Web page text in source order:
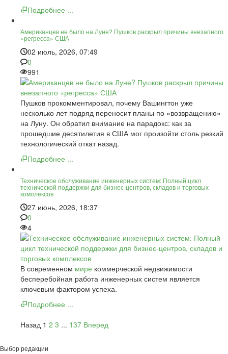
Подробнее ...
Американцев не было на Луне? Пушков раскрыл причины внезапного
«регресса» США
02 июль, 2026, 07:49
0
991
Пушков прокомментировал, почему Вашингтон уже
несколько лет подряд переносит планы по «возвращению»
на Луну. Он обратил внимание на парадокс: как за
прошедшие десятилетия в США мог произойти столь резкий
технологический откат назад.
Подробнее ...
Техническое обслуживание инженерных систем: Полный цикл
технической поддержки для бизнес-центров, складов и торговых
комплексов
27 июнь, 2026, 18:37
0
4
В современном мире коммерческой недвижимости
бесперебойная работа инженерных систем является
ключевым фактором успеха.
Подробнее ...
Назад 1 2 3 ... 137 Вперед
Выбор редакции